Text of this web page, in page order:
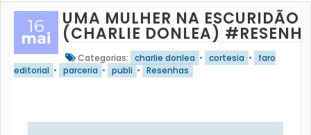
16
mai
UMA MULHER NA ESCURIDÃO
(CHARLIE DONLEA)
Categorias: charlie donlea • cortesia •
faro
editorial • parceria • publi • Resenhas